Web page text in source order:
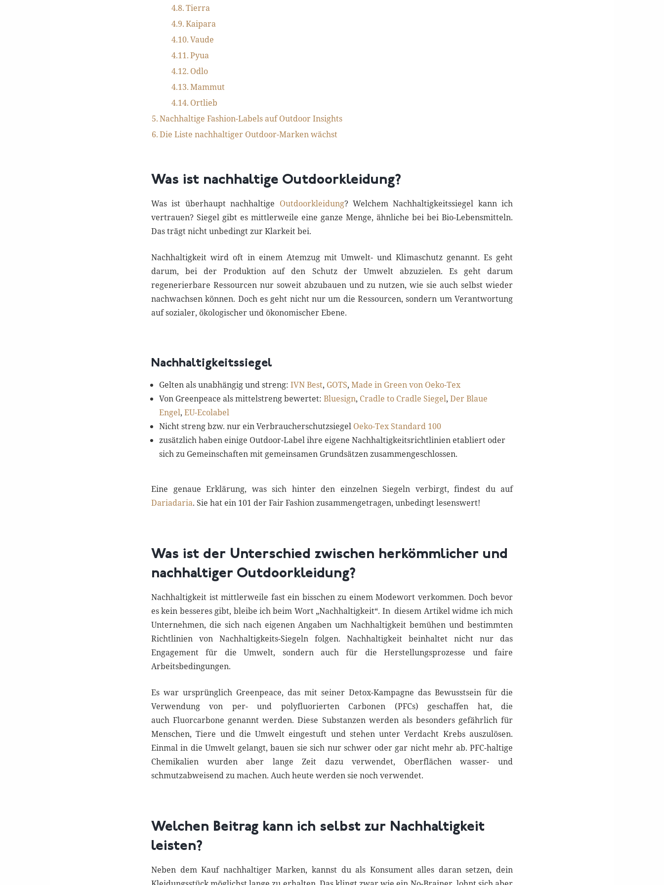
Tierra
Kaipara
Vaude
Pyua
Odlo
Mammut
Ortlieb
Nachhaltige Fashion-Labels auf Outdoor Insights
Die Liste nachhaltiger Outdoor-Marken wächst
Was ist nachhaltige Outdoorkleidung?
Was ist überhaupt nachhaltige Outdoorkleidung? Welchem Nachhaltigkeitssiegel kann ich
vertrauen? Siegel gibt es mittlerweile eine ganze Menge, ähnliche bei bei Bio-Lebensmitteln.
Das trägt nicht unbedingt zur Klarkeit bei.
Nachhaltigkeit wird oft in einem Atemzug mit Umwelt- und Klimaschutz genannt. Es geht
darum, bei der Produktion auf den Schutz der Umwelt abzuzielen. Es geht darum
regenerierbare Ressourcen nur soweit abzubauen und zu nutzen, wie sie auch selbst wieder
nachwachsen können. Doch es geht nicht nur um die Ressourcen, sondern um Verantwortung
auf sozialer, ökologischer und ökonomischer Ebene.
Nachhaltigkeitssiegel
Gelten als unabhängig und streng: IVN Best, GOTS, Made in Green von Oeko-Tex
Von Greenpeace als mittelstreng bewertet: Bluesign, Cradle to Cradle Siegel, Der Blaue
Engel, EU-Ecolabel
Nicht streng bzw. nur ein Verbraucherschutzsiegel Oeko-Tex Standard 100
zusätzlich haben einige Outdoor-Label ihre eigene Nachhaltigkeitsrichtlinien etabliert oder
sich zu Gemeinschaften mit gemeinsamen Grundsätzen zusammengeschlossen.
Eine genaue Erklärung, was sich hinter den einzelnen Siegeln verbirgt, findest du auf
Dariadaria. Sie hat ein 101 der Fair Fashion zusammengetragen, unbedingt lesenswert!
Was ist der Unterschied zwischen herkömmlicher und
nachhaltiger Outdoorkleidung?
Nachhaltigkeit ist mittlerweile fast ein bisschen zu einem Modewort verkommen. Doch bevor
es kein besseres gibt, bleibe ich beim Wort „Nachhaltigkeit“. In diesem Artikel widme ich mich
Unternehmen, die sich nach eigenen Angaben um Nachhaltigkeit bemühen und bestimmten
Richtlinien von Nachhaltigkeits-Siegeln folgen. Nachhaltigkeit beinhaltet nicht nur das
Engagement für die Umwelt, sondern auch für die Herstellungsprozesse und faire
Arbeitsbedingungen.
Es war ursprünglich Greenpeace, das mit seiner Detox-Kampagne das Bewusstsein für die
Verwendung von per- und polyfluorierten Carbonen (PFCs) geschaffen hat, die
auch Fluorcarbone genannt werden. Diese Substanzen werden als besonders gefährlich für
Menschen, Tiere und die Umwelt eingestuft und stehen unter Verdacht Krebs auszulösen.
Einmal in die Umwelt gelangt, bauen sie sich nur schwer oder gar nicht mehr ab. PFC-haltige
Chemikalien wurden aber lange Zeit dazu verwendet, Oberflächen wasser- und
schmutzabweisend zu machen. Auch heute werden sie noch verwendet.
Welchen Beitrag kann ich selbst zur Nachhaltigkeit
leisten?
Neben dem Kauf nachhaltiger Marken, kannst du als Konsument alles daran setzen, dein